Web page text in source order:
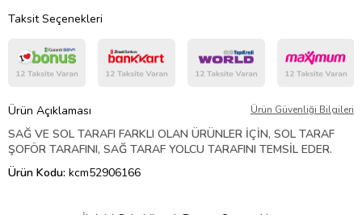
Taksit Seçenekleri
Ürün Açıklaması Ürün Güvenliği Bilgileri
SAĞ VE SOL TARAFI FARKLI OLAN ÜRÜNLER İÇİN, SOL TARAF
ŞOFÖR TARAFINI, SAĞ TARAF YOLCU TARAFINI TEMSİL EDER.
Ürün Kodu: kcm52906166